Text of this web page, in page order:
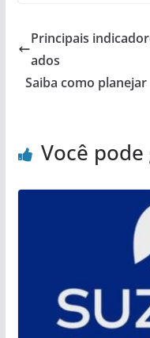
Principais
ados
Saiba como
Você